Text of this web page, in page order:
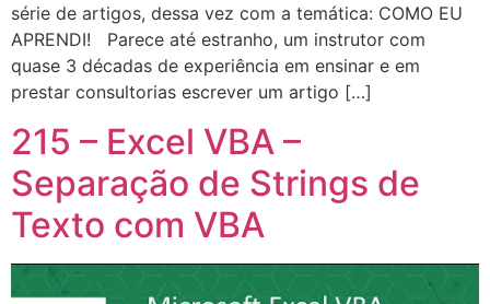
série de artigos, dessa vez com a temática: COMO EU
APRENDI! Parece até estranho, um instrutor com
quase 3 décadas de experiência em ensinar e em
prestar consultorias escrever um artigo […]
215 – Excel VBA –
Separação de Strings de
Texto com VBA